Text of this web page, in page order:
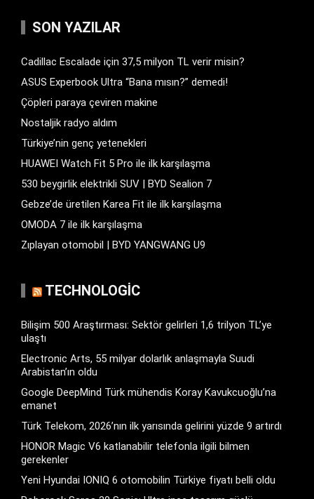
SON YAZILAR
Cadillac Escalade için 37,5 milyon TL verir misin?
ASUS Experbook Ultra “Bana mısın?” demedi!
Çöpleri paraya çeviren makine
Nostaljik radyo aldım
Türkiye’nin genç yetenekleri
HUAWEI Watch Fit 5 Pro ile ilk karşılaşma
530 beygirlik elektrikli SUV | BYD Sealion 7
Gebze’de üretilen Karea Fit ile ilk karşılaşma
OMODA 7 ile ilk karşılaşma
Zıplayan otomobil | BYD YANGWANG U9
TECHNOLOGIC
Bilişim 500 Araştırması: Sektör gelirleri 1,6 trilyon TL’ye
ulaştı
Electronic Arts, 55 milyar dolarlık anlaşmayla Suudi
Arabistan’ın oldu
Google DeepMind Türk mühendis Koray Kavukcuoğlu’na
emanet
Türk Telekom, 2026’nın ilk yarısında gelirini yüzde 9 artırdı
HONOR Magic V6 katlanabilir telefonla ilgili bilmen
gerekenler
Yeni Hyundai IONIQ 6 otomobilin Türkiye fiyatı belli oldu